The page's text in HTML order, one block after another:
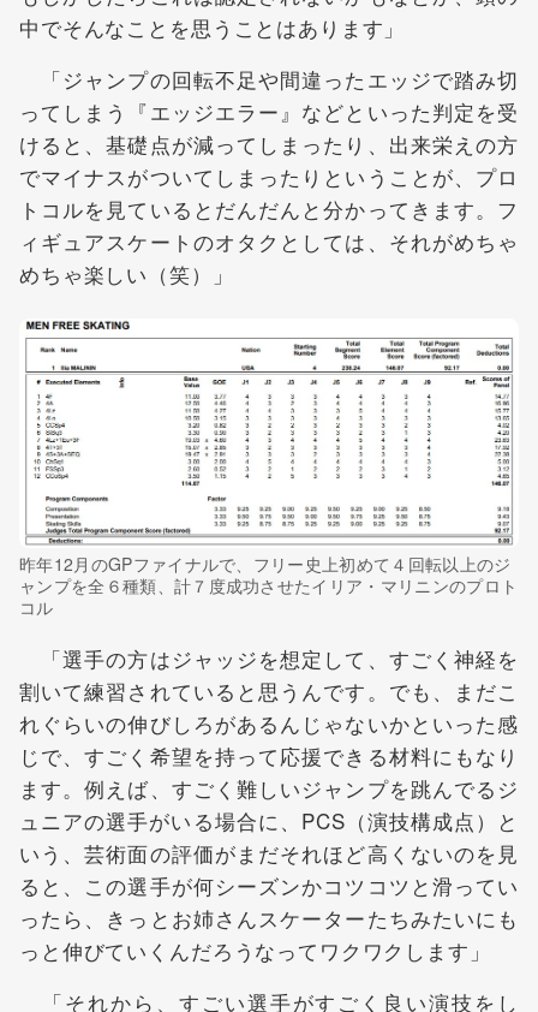
中でそんなことを思うことはあります」
「ジャンプの回転不足や間違ったエッジで踏み切
ってしまう『エッジエラー』などといった判定を受
けると、基礎点が減ってしまったり、出来栄えの方
でマイナスがついてしまったりということが、プロ
トコルを見ているとだんだんと分かってきます。フ
ィギュアスケートのオタクとしては、それがめちゃ
めちゃ楽しい（笑）」
昨年12月のGPファイナルで、フリー史上初めて４回転以上のジ
ャンプを全６種類、計７度成功させたイリア・マリニンのプロト
コル
「選手の方はジャッジを想定して、すごく神経を
割いて練習されていると思うんです。でも、まだこ
れぐらいの伸びしろがあるんじゃないかといった感
じで、すごく希望を持って応援できる材料にもなり
ます。例えば、すごく難しいジャンプを跳んでるジ
ュニアの選手がいる場合に、PCS（演技構成点）と
いう、芸術面の評価がまだそれほど高くないのを見
ると、この選手が何シーズンかコツコツと滑ってい
ったら、きっとお姉さんスケーターたちみたいにも
っと伸びていくんだろうなってワクワクします」
「それから、すごい選手がすごく良い演技をし